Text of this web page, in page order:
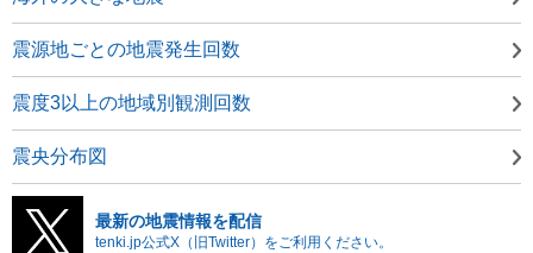
震源地ごとの地震発生回数
震度3以上の地域別観測回数
震央分布図
最新の地震情報を配信
tenki.jp公式X（旧Twitter）をご利用ください。